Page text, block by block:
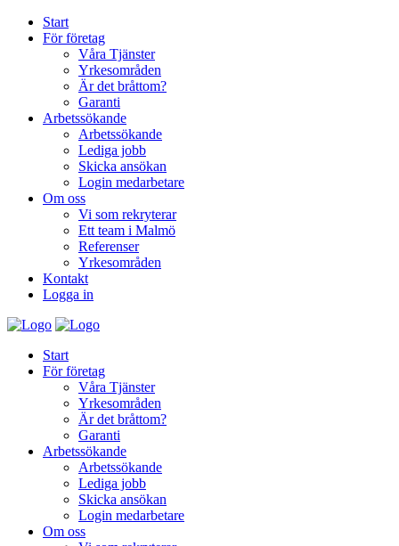
Start
För företag
Våra Tjänster
Yrkesområden
Är det bråttom?
Garanti
Arbetssökande
Arbetssökande
Lediga jobb
Skicka ansökan
Login medarbetare
Om oss
Vi som rekryterar
Ett team i Malmö
Referenser
Yrkesområden
Kontakt
Logga in
Start
För företag
Våra Tjänster
Yrkesområden
Är det bråttom?
Garanti
Arbetssökande
Arbetssökande
Lediga jobb
Skicka ansökan
Login medarbetare
Om oss